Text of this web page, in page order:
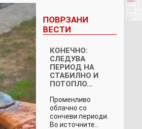
ПОВРЗАНИ
ВЕСТИ
КОНЕЧНО:
СЛЕДУВА
ПЕРИОД НА
СТАБИЛНО И
ПОТОПЛО…
Променливо
облачно со
сончеви периоди.
Во источните…